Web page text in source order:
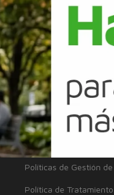
SERVICIO AL
Inclusión
Solicitudes y Reclamos
Noticias
Disponibilidad de
Información de
Políticas de Gestión
Política de